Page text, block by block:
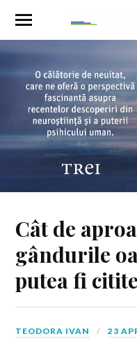
Cât de
gândurile
putea fi
TEODORA IVAN 23